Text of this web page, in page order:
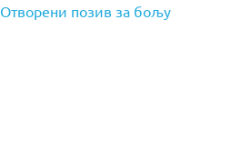
Отворени позив за бољу